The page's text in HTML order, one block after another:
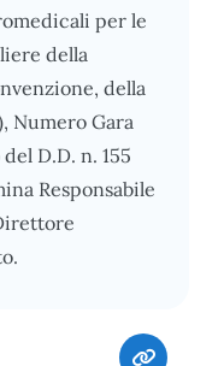
per le
della
della
Numero Gara
D.D. n. 155
Responsabile